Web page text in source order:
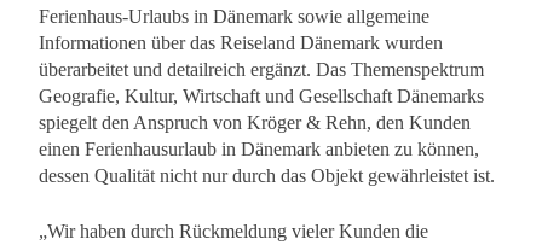
Ferienhaus-Urlaubs in Dänemark sowie allgemeine
Informationen über das Reiseland Dänemark wurden
überarbeitet und detailreich ergänzt. Das Themenspektrum
Geografie, Kultur, Wirtschaft und Gesellschaft Dänemarks
spiegelt den Anspruch von Kröger & Rehn, den Kunden
einen Ferienhausurlaub in Dänemark anbieten zu können,
dessen Qualität nicht nur durch das Objekt gewährleistet ist.
„Wir haben durch Rückmeldung vieler Kunden die